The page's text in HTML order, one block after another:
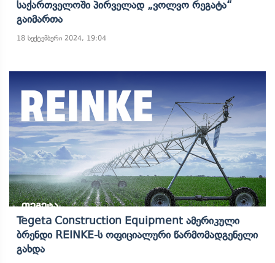
Საქართველოში Პირველად „ვოლვო Რეგატა“
Გაიმართა
18 სექტემბერი 2024, 19:04
Tegeta Construction Equipment Ამერიკული
Ბრენდი REINKE-Ს Ოფიციალური Წარმომადგენელი
Გახდა